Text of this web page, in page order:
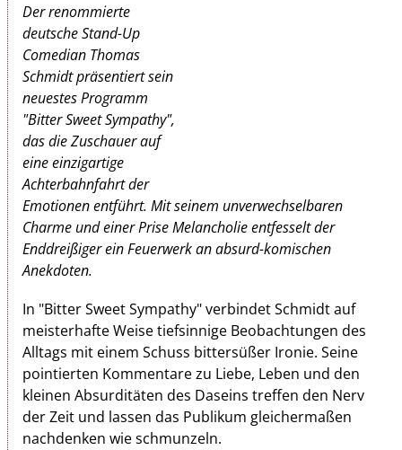
Der renommierte
deutsche Stand-Up
Comedian Thomas
Schmidt präsentiert sein
neuestes Programm
"Bitter Sweet Sympathy",
das die Zuschauer auf
eine einzigartige
Achterbahnfahrt der
Emotionen entführt. Mit seinem unverwechselbaren
Charme und einer Prise Melancholie entfesselt der
Enddreißiger ein Feuerwerk an absurd-komischen
Anekdoten.
In "Bitter Sweet Sympathy" verbindet Schmidt auf
meisterhafte Weise tiefsinnige Beobachtungen des
Alltags mit einem Schuss bittersüßer Ironie. Seine
pointierten Kommentare zu Liebe, Leben und den
kleinen Absurditäten des Daseins treffen den Nerv
der Zeit und lassen das Publikum gleichermaßen
nachdenken wie schmunzeln.